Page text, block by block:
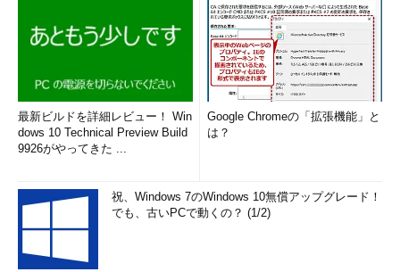
最新ビルドを詳細レビュー！ Win
dows 10 Technical Preview Build
9926がやってきた ...
Google Chromeの「拡張機能」と
は？
祝、Windows 7のWindows 10無償アップグレード！
でも、古いPCで動くの？ (1/2)